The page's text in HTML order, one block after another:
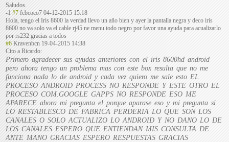
Saludos.
-1 #7 fcbcoco7 04-12-2015 15:18
Hola, tengo el Iris 8600 la verdad llevo un año bien y ayer la pantalla negra y deco iris
8600 no va solo va el cable rj45 ne menu todo negro por favor una ayuda para acualizarlo
por rs232 gracias a todos
#6 Kravenbcn 19-04-2015 14:38
Cito a Ricardo:
Primero agradecer sus ayudas anteriores con el iris 8600hd android
pero ahora tengo un problema mas con este box resulta que no me
funciona nada lo de android y cada vez quiero me sale esto EL
PROCESO ANDROID PROCESS NO RESPONDE Y ESTE OTRO EL
PROCESO COM.GOOGLE GAPPS NO RESPONDE ESO ME
APARECE ahora mi pregunta el porque aparase eso y mi pregunta si
LO RESTABLESCO DE FABRICA PERDERIA LO QUE SON LOS
CANALES O SOLO ACTUALIZO LO ANDROID Y NO DANO LO DE
LOS CANALES ESPERO QUE ENTIENDAN MIS CONSULTA DE
ANTE MANO GRACIAS ESPERO RESPUESTAS GRACIAS